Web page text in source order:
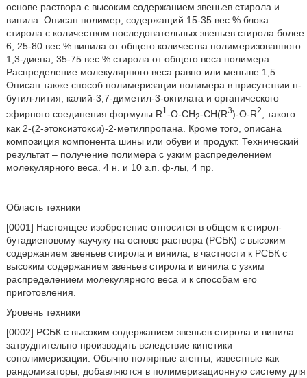
основе раствора с высоким содержанием звеньев стирола и
винила. Описан полимер, содержащий 15-35 вес.% блока
стирола с количеством последовательных звеньев стирола более
6, 25-80 вес.% винила от общего количества полимеризованного
1,3-диена, 35-75 вес.% стирола от общего веса полимера.
Распределение молекулярного веса равно или меньше 1,5.
Описан также способ полимеризации полимера в присутствии н-
бутил-лития, калий-3,7-диметил-3-октилата и органического
эфирного соединения формулы R1 -O-CH2-CH(R3)-О-R2
, такого
как 2-(2-этоксиэтокси)-2-метилпропана. Кроме того, описана
композиция компонента шины или обуви и продукт. Технический
результат – получение полимера с узким распределением
молекулярного веса. 4 н. и 10 з.п. ф-лы, 4 пр.
Область техники
[0001] Настоящее изобретение относится в общем к стирол-
бутадиеновому каучуку на основе раствора (РСБК) с высоким
содержанием звеньев стирола и винила, в частности к РСБК с
высоким содержанием звеньев стирола и винила с узким
распределением молекулярного веса и к способам его
приготовления.
Уровень техники
[0002] РСБК с высоким содержанием звеньев стирола и винила
затруднительно производить вследствие кинетики
сополимеризации. Обычно полярные агенты, известные как
рандомизаторы, добавляются в полимеризационную систему для